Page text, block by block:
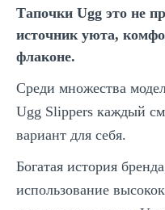
Тапочки Ugg это не
источник уюта,
флаконе.
Среди множества
Ugg Slippers каждый
вариант для себя.
Богатая история
использование